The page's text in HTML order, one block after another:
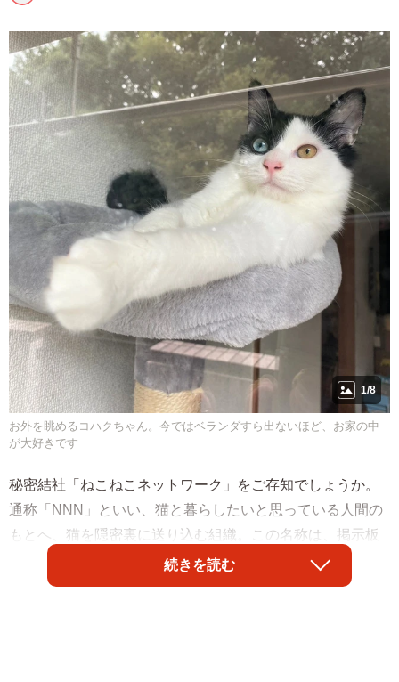
1/8
お外を眺めるコハクちゃん。今ではベランダすら出ないほど、お家の中
が大好きです
秘密結社「ねこねこネットワーク」をご存知でしょうか。
通称「NNN」といい、猫と暮らしたいと思っている人間の
もとへ、猫を隠密裏に送り込む組織。この名称は、掲示板
サイト2ちゃんねる（現、5ちゃんねる）が発祥といわれて
います。
続きを読む